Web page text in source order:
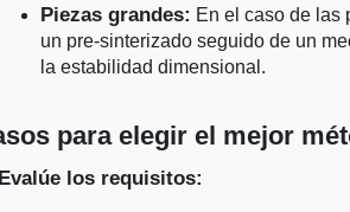
Piezas grandes: En el caso de las
un pre-sinterizado seguido de un
la estabilidad dimensional.
para elegir el mejor
Evalúe los requisitos: